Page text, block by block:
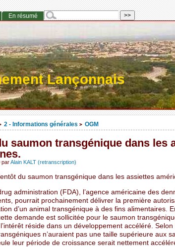
Lançonnais
2 - Informations générales > OGM
saumon transgénique dans les
parAlain KALT (retranscription)
du saumon transgénique dans les assiettes
administration (FDA), l’agence américaine des
pourrait prochainement délivrer la première
d’un animal transgénique à des fins alimentaires.
demande est sollicitée pour le saumon
réside dans un développement accéléré.
n’auraient pas une taille supérieure aux
leur période de croissance serait nettement
En résumé